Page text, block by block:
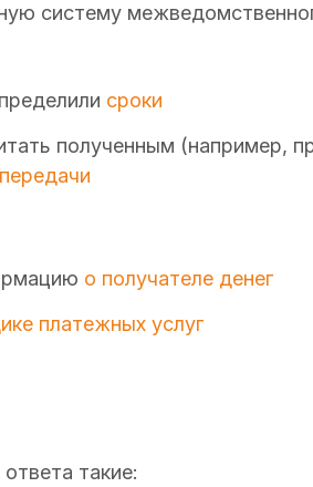
систему
сроки
полученным (например,
о получателе денег
платежных услуг
такие: